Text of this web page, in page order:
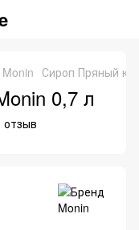
Сироп Пряный
0,7 л
отзыв